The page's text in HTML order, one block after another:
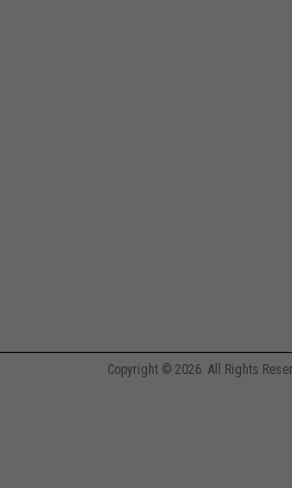
Copyright © 2026. All Rights